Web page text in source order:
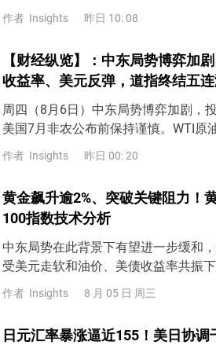
7月非农表现疲软，美联储9月加息可
预期，那么市场或将提高9月加息概率
作者 Insights 昨日 10: 08
【财经纵览】：中东局势博弈加
收益率、美元反弹，道指终结五连
周四（8月6日）中东局势博弈加剧，
美国7月非农公布前保持谨慎。WTI原
美元、美债收益率齐齐反弹，其中10
4.67%，美元反攻100关口。黄金冲高
作者 Insights 昨日 00: 20
黄金飙升逾2%、突破关键阻力！
100指数技术分析
中东局势在此背景下有望进一步缓和
受美元走软和油价、美债收益率共振
上涨，并进一步上攻4200美元上方阻力
作者 Insights 8 月 05 日 周三
日元汇率暴涨逼近155！美日协